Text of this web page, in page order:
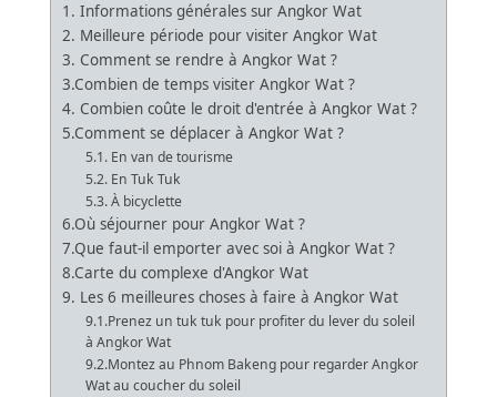
1. Informations générales sur Angkor Wat
2. Meilleure période pour visiter Angkor Wat
3. Comment se rendre à Angkor Wat ?
3.Combien de temps visiter Angkor Wat ?
4. Combien coûte le droit d'entrée à Angkor Wat ?
5.Comment se déplacer à Angkor Wat ?
5.1. En van de tourisme
5.2. En Tuk Tuk
5.3. À bicyclette
6.Où séjourner pour Angkor Wat ?
7.Que faut-il emporter avec soi à Angkor Wat ?
8.Carte du complexe d'Angkor Wat
9. Les 6 meilleures choses à faire à Angkor Wat
9.1.Prenez un tuk tuk pour profiter du lever du soleil
à Angkor Wat
9.2.Montez au Phnom Bakeng pour regarder Angkor
Wat au coucher du soleil